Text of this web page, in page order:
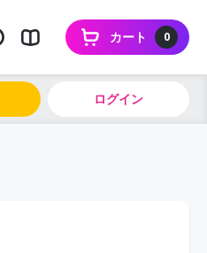
0
カート
ログイン